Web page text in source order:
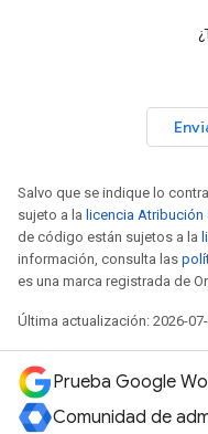
Salvo que se indique lo
sujeto a la licencia Atribución
de código están sujetos a la
información, consulta las
es una marca registrada de
Última actualización: 2026-
Prueba Google
Comunidad de